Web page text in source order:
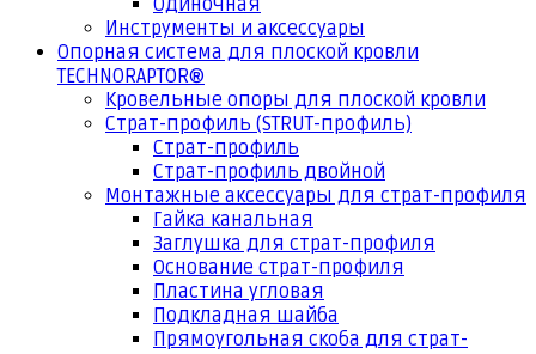
Одиночная
Инструменты и аксессуары
Опорная система для плоской кровли
TECHNORAPTOR®
Кровельные опоры для плоской кровли
Страт-профиль (STRUT-профиль)
Страт-профиль
Страт-профиль двойной
Монтажные аксессуары для страт-профиля
Гайка канальная
Заглушка для страт-профиля
Основание страт-профиля
Пластина угловая
Подкладная шайба
Прямоугольная скоба для страт-